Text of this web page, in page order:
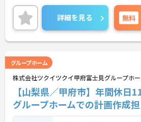
度を通じて有資格者のさらなるステップア
押しします
・階層別研修や所属先以外の事業所で行
お持ちの方はお気軽にお問い合わせくださ
詳細を見る 無料
グループホーム
株式会社ツクイツクイ甲府富士見グループホ
【山梨県／甲府市】年間休
グループホームでの計画作成